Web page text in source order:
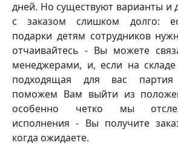
дней. Но существуют варианты и
с заказом слишком долго:
подарки детям сотрудников
отчаивайтесь - Вы можете
менеджерами, и, если на
подходящая для вас
поможем Вам выйти из
особенно четко мы
исполнения - Вы получите
когда ожидаете.